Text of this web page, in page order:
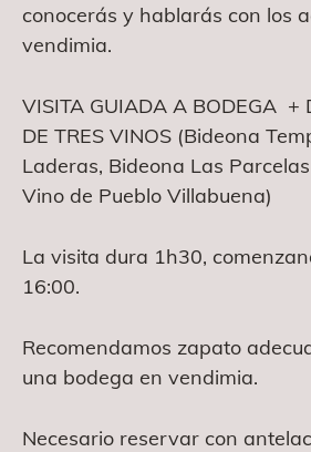
conocerás y hablarás con los
vendimia.
VISITA GUIADA A BODEGA +
DE TRES VINOS (Bideona
Laderas, Bideona Las
Vino de Pueblo Villabuena)
La visita dura 1h30,
16:00.
Recomendamos zapato
una bodega en vendimia.
Necesario reservar con